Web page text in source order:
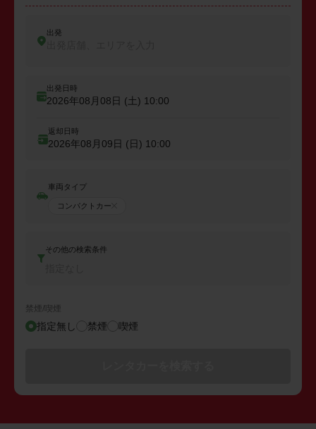
出発
出発日時
2026年08月08日 (土) 10:00
返却日時
2026年08月09日 (日) 10:00
車両タイプ
コンパクトカー
その他の検索条件
禁煙/喫煙
指定無し 禁煙 喫煙